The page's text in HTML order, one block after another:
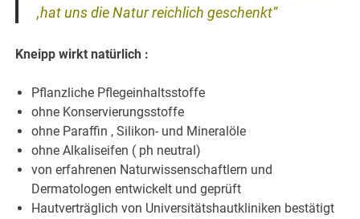
,hat uns die Natur reichlich geschenkt“
Kneipp wirkt natürlich :
Pflanzliche Pflegeinhaltsstoffe
ohne Konservierungsstoffe
ohne Paraffin , Silikon- und Mineralöle
ohne Alkaliseifen ( ph neutral)
von erfahrenen Naturwissenschaftlern und
Dermatologen entwickelt und geprüft
Hautverträglich von Universitätshautkliniken bestätigt